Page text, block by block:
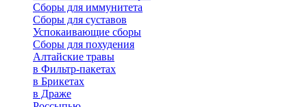
Сборы для иммунитета
Сборы для суставов
Успокаивающие сборы
Сборы для похудения
Алтайские травы
в Фильтр-пакетах
в Брикетах
в Драже